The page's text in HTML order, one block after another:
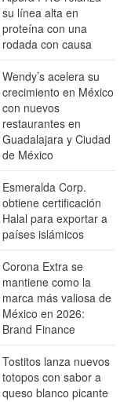
su línea alta en
proteína con una
rodada con causa
Wendy’s acelera su
crecimiento en México
con nuevos
restaurantes en
Guadalajara y Ciudad
de México
Esmeralda Corp.
obtiene certificación
Halal para exportar a
países islámicos
Corona Extra se
mantiene como la
marca más valiosa de
México en 2026:
Brand Finance
Tostitos lanza nuevos
totopos con sabor a
queso blanco picante